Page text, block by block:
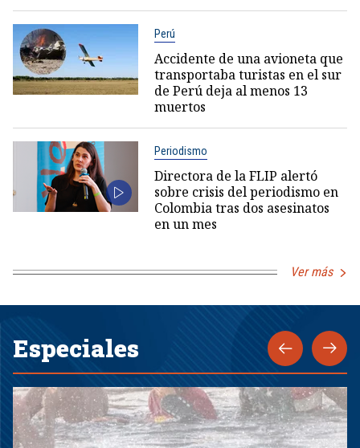
Perú
Accidente de una avioneta que
transportaba turistas en el sur
de Perú deja al menos 13
muertos
Periodismo
Directora de la FLIP alertó
sobre crisis del periodismo en
Colombia tras dos asesinatos
en un mes
Ver más
Especiales